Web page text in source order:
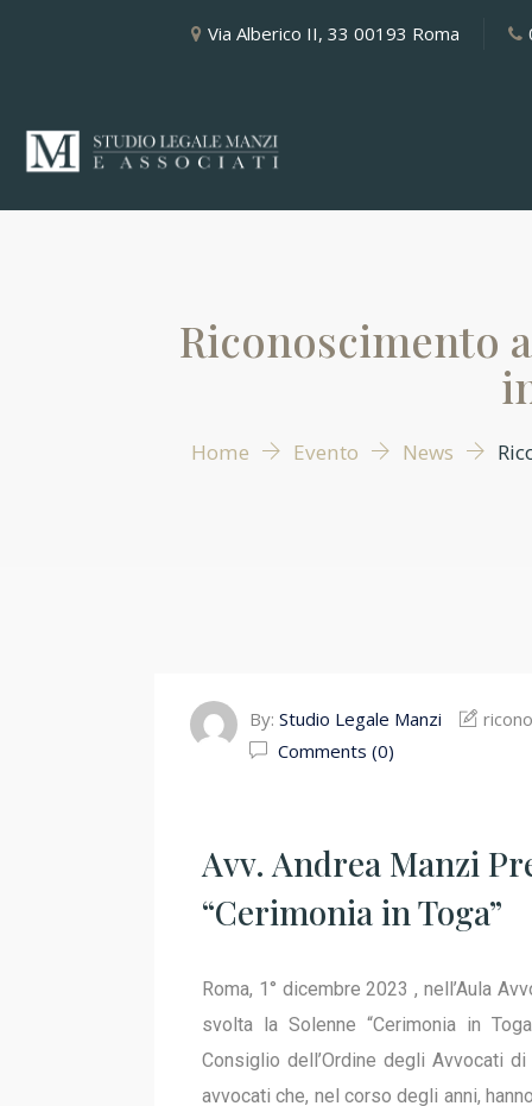
Via Alberico II, 33 00193 Roma
Riconoscimento
Home Evento News
By: Studio Legale Manzi
Comments (0)
Avv. Andrea Manzi
“Cerimonia in Toga”
Roma, 1° dicembre 2023 , nell’Aula
svolta la Solenne “Cerimonia in
Consiglio dell’Ordine degli Avvocati
avvocati che, nel corso degli anni,